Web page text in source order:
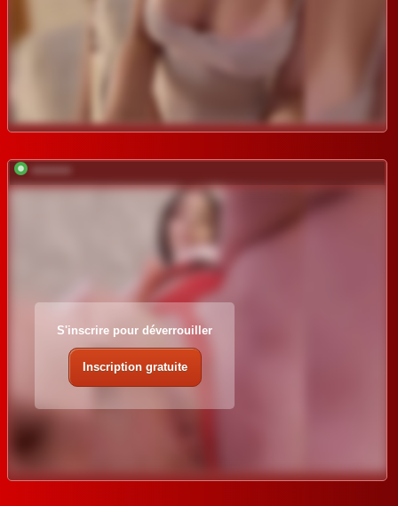
S'inscrire pour déverrouiller
Inscription gratuite